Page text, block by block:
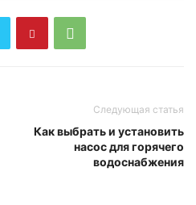
Следующая статья
Как выбрать и установить
насос для горячего
водоснабжения